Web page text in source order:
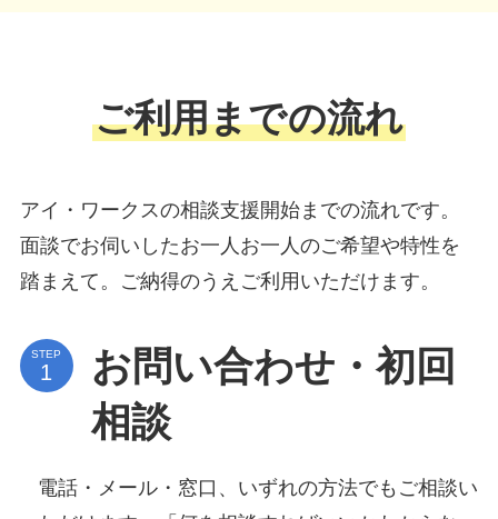
ご利用までの流れ
アイ・ワークスの相談支援開始までの流れです。
面談でお伺いしたお一人お一人のご希望や特性を
踏まえて。ご納得のうえご利用いただけます。
STEP
お問い合わせ・初回
相談
電話・メール・窓口、いずれの方法でもご相談い